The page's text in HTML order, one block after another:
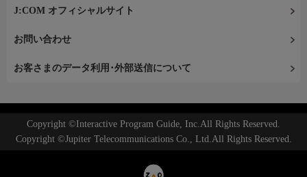
J:COM オフィシャルサイト
お問い合わせ
お客さまのデータ利用･外部送信について
Copyright ©Interactive Program Guide, Inc.All Rights Reserved.
Copyright ©Jupiter Telecommunications Co., Ltd.All Rights Reserved.